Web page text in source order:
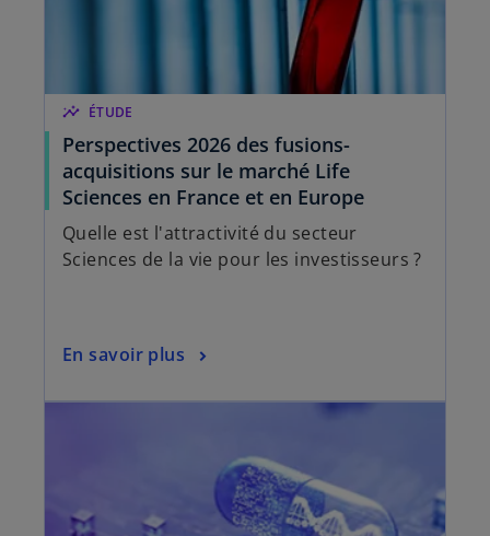
insights ÉTUDE
Perspectives 2026 des fusions-
acquisitions sur le marché Life
Sciences en France et en Europe
Quelle est l'attractivité du secteur
Sciences de la vie pour les investisseurs ?
En savoir plus